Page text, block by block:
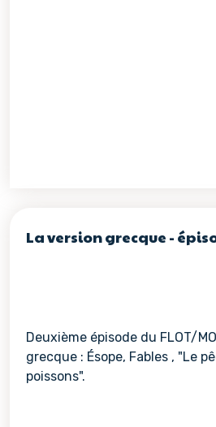
La version grecque -
Deuxième épisode du FLOT/
grecque : Ésope, Fables , "Le
poissons".